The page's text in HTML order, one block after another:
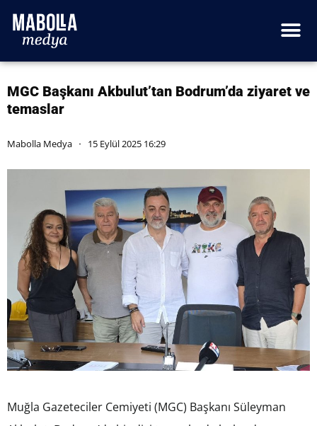
MGC Başkanı Akbulut’tan Bodrum’da ziyaret ve
temaslar
Mabolla Medya 15 Eylül 2025 16:29
Muğla Gazeteciler Cemiyeti (MGC) Başkanı Süleyman